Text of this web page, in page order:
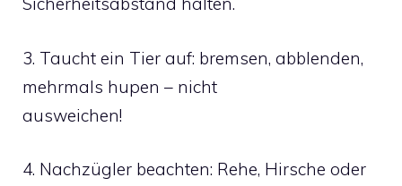
3. Taucht ein Tier auf: bremsen, abblenden,
mehrmals hupen – nicht
ausweichen!
4. Nachzügler beachten: Rehe, Hirsche oder